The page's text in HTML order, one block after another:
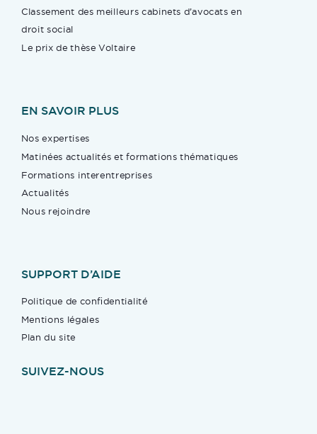
Classement des meilleurs cabinets d’avocats en
droit social
Le prix de thèse Voltaire
EN SAVOIR PLUS
Nos expertises
Matinées actualités et formations thématiques
Formations interentreprises
Actualités
Nous rejoindre
SUPPORT D’AIDE
Politique de confidentialité
Mentions légales
Plan du site
SUIVEZ-NOUS